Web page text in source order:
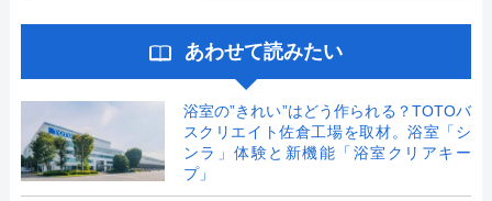
あわせて読みたい
浴室の”きれい”はどう作られる？TOTOバ
スクリエイト佐倉工場を取材。浴室「シ
ンラ」体験と新機能「浴室クリアキー
プ」